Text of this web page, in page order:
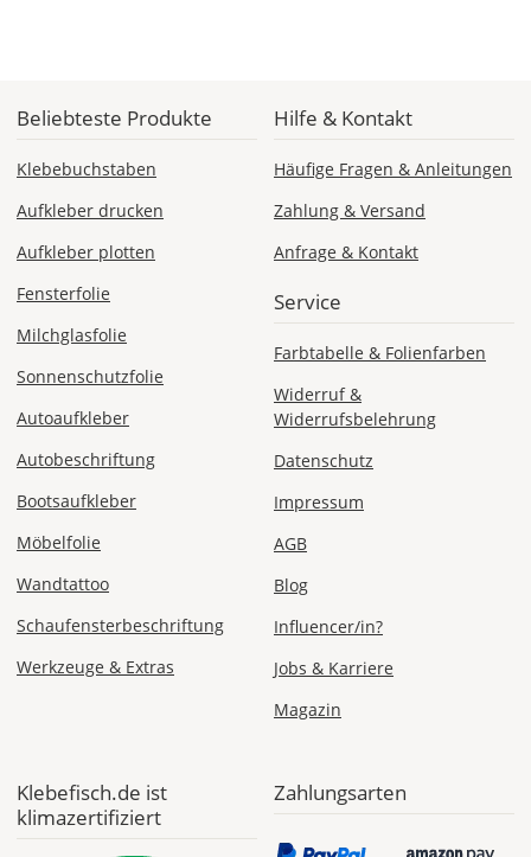
angezeigt.
Beliebteste Produkte
Klebebuchstaben
Aufkleber drucken
Aufkleber plotten
Fensterfolie
Milchglasfolie
Sonnenschutzfolie
Autoaufkleber
Autobeschriftung
Bootsaufkleber
Möbelfolie
Wandtattoo
Schaufensterbeschriftung
Werkzeuge & Extras
Hilfe & Kontakt
Häufige Fragen & Anleitungen
Zahlung & Versand
Anfrage & Kontakt
Service
Farbtabelle & Folienfarben
Widerruf &
Widerrufsbelehrung
Datenschutz
Impressum
AGB
Blog
Influencer/in?
Jobs & Karriere
Magazin
Klebefisch.de ist
klimazertifiziert
Zahlungsarten